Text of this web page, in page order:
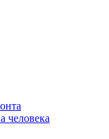
человека